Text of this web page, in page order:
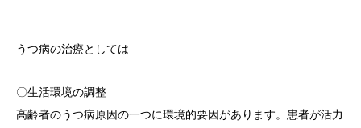
うつ病の治療としては
〇生活環境の調整
高齢者のうつ病原因の一つに環境的要因があります。患者が活力